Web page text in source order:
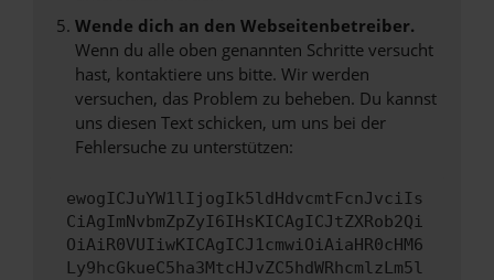
Wende dich an den Webseitenbetreiber.
Wenn du alle oben genannten Schritte versucht
hast, kontaktiere uns bitte. Wir werden
versuchen, das Problem zu beheben. Du kannst
uns diesen Text schicken, um uns bei der
Fehlersuche zu unterstützen:
ewogICJuYW1lIjogIk5ldHdvcmtFcnJvciIs
CiAgImNvbmZpZyI6IHsKICAgICJtZXRob2Qi
OiAiR0VUIiwKICAgICJ1cmwiOiAiaHR0cHM6
Ly9hcGkueC5ha3MtcHJvZC5hdWRhcmlzLm5l